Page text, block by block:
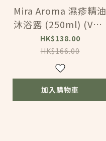
Mira Aroma 濕疹精油
沐浴露 (250ml) (VMA
094)
HK$138.00
HK$166.00
加入購物車